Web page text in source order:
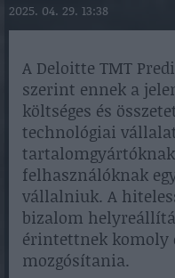
2025. 04. 29. 13:38
A Deloitte TMT
szerint ennek a
költséges és
technológiai
felhasználóknak
vállalniuk. A
bizalom
érintettnek komoly
mozgósítania.